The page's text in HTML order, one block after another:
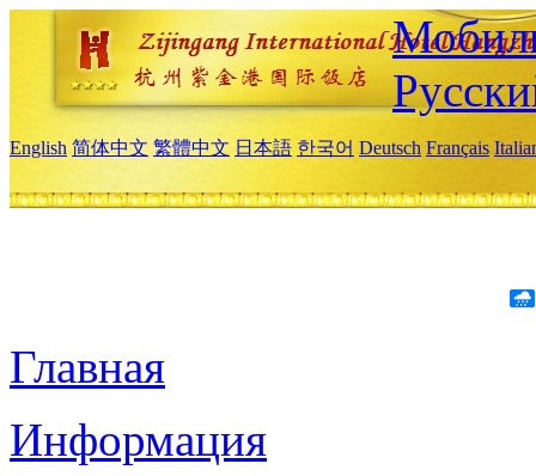
English 简体中文 繁體中文 日本語 한국어 Deutsch Français
Главная
Информация